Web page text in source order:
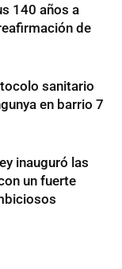
140 años a
de
sanitario
en barrio 7
inauguró las
un fuerte